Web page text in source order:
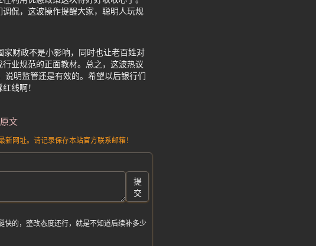
侃，这波操作提醒大家，聪明人玩规
财政不是小影响，同时也让老百姓对
业规范的正面教材。总之，这波热议
明监管还是有效的。希望以后银行们
线啊！
文
网址。请记录保存本站官方联系邮箱！
提
交
的，整改态度还行，就是不知道后续补多少